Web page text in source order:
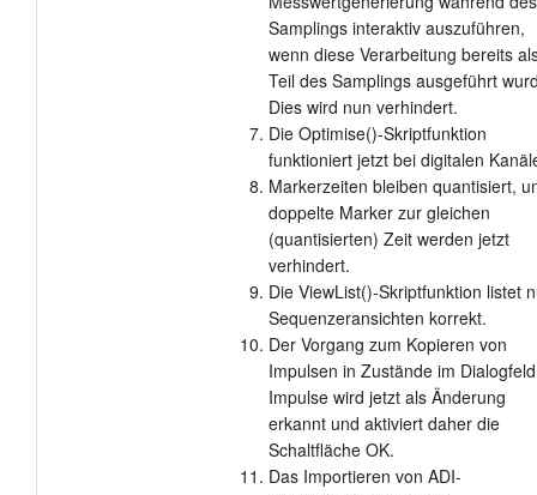
Samplings interaktiv auszuführen,
wenn diese Verarbeitung bereits
Teil des Samplings ausgeführt
Dies wird nun verhindert.
Die Optimise()-Skriptfunktion
funktioniert jetzt bei digitalen
Markerzeiten bleiben quantisiert,
doppelte Marker zur gleichen
(quantisierten) Zeit werden jetzt
verhindert.
Die ViewList()-Skriptfunktion listet
Sequenzeransichten korrekt.
Der Vorgang zum Kopieren von
Impulsen in Zustände im Dialogfeld
Impulse wird jetzt als Änderung
erkannt und aktiviert daher die
Schaltfläche OK.
Das Importieren von ADI-